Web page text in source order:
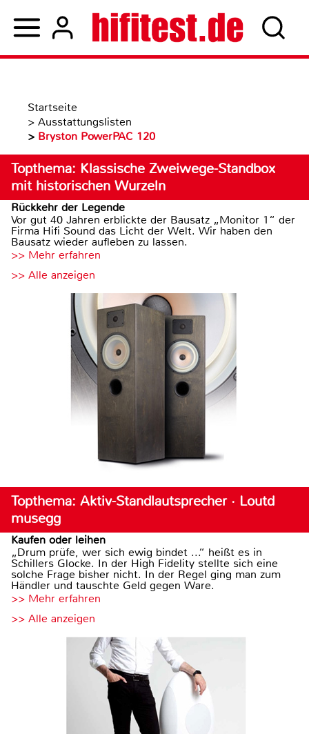
Startseite
> Ausstattungslisten
> Bryston PowerPAC 120
Topthema: Klassische Zweiwege-Standbox
mit historischen Wurzeln
Rückkehr der Legende
Vor gut 40 Jahren erblickte der Bausatz „Monitor 1“ der
Firma Hifi Sound das Licht der Welt. Wir haben den
Bausatz wieder aufleben zu lassen.
>> Mehr erfahren
>> Alle anzeigen
Topthema: Aktiv-Standlautsprecher · Loutd
musegg
Kaufen oder leihen
„Drum prüfe, wer sich ewig bindet ...“ heißt es in
Schillers Glocke. In der High Fidelity stellte sich eine
solche Frage bisher nicht. In der Regel ging man zum
Händler und tauschte Geld gegen Ware.
>> Mehr erfahren
>> Alle anzeigen